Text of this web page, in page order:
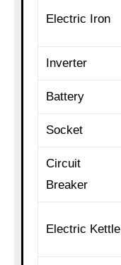
Electric Iron
Inverter
Battery
Socket
Circuit
Breaker
Electric Kettle